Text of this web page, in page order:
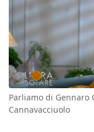
Parliamo di Gennaro
Cannavacciuolo